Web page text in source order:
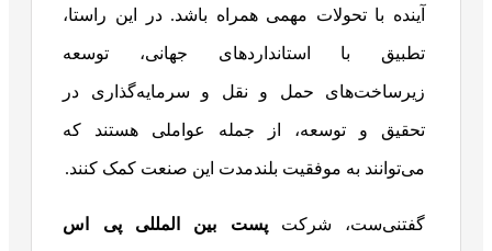
آینده با تحولات مهمی همراه باشد. در این راستا،
تطبیق با استانداردهای جهانی، توسعه
زیرساخت‌های حمل و نقل و سرمایه‌گذاری در
تحقیق و توسعه، از جمله عواملی هستند که
می‌توانند به موفقیت بلندمدت این صنعت کمک کنند.
گفتنی‌ست، شرکتپست بین المللی پی اس